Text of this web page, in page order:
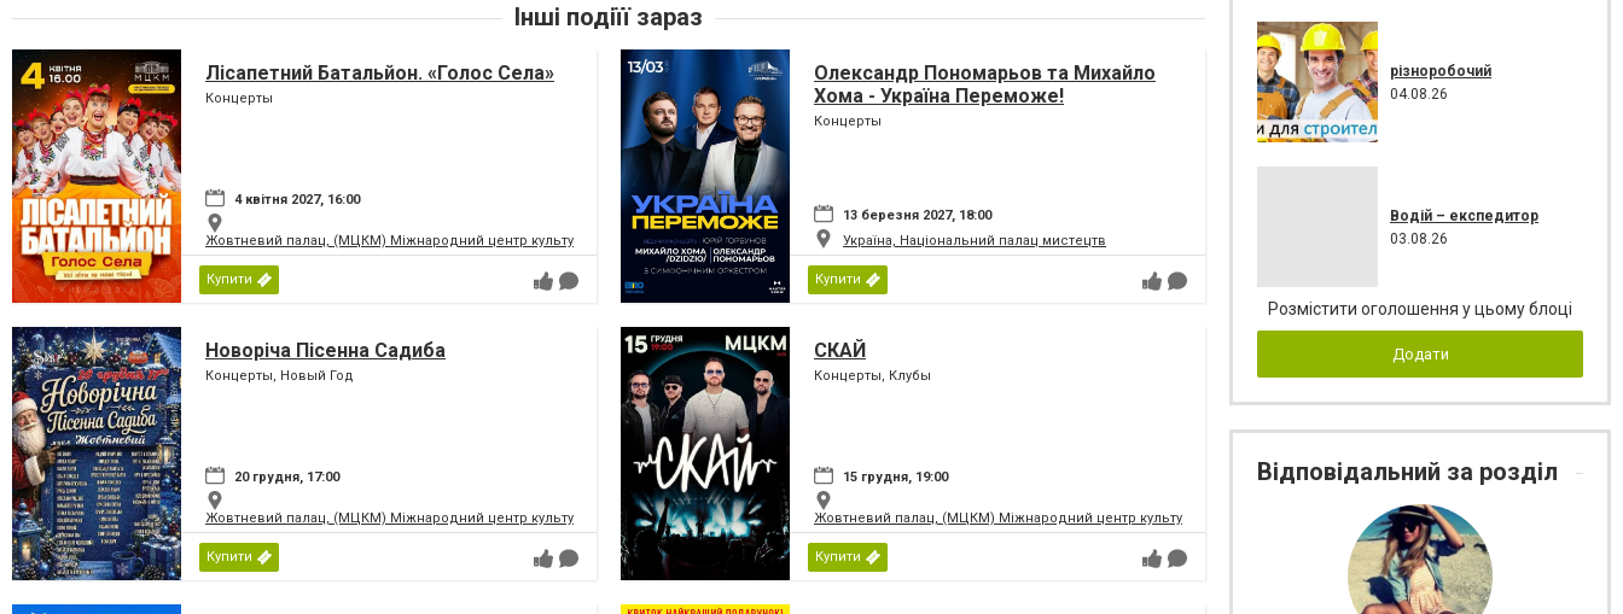
Інші подіїї зараз
Лісапетний Батальйон. «Голос Села»
Концерты
4 квітня 2027, 16:00
Жовтневий палац, (МЦКМ) Міжнародний центр культури і мистецтв Федерації профспілок України
Купити
Олександр Пономарьов та Михайло
Хома - Україна Переможе!
Концерты
13 березня 2027, 18:00
Україна, Національний палац мистецтв
Купити
Новоріча Пісенна Садиба
Концерты, Новый Год
20 грудня, 17:00
Жовтневий палац, (МЦКМ) Міжнародний центр культури і мистецтв Федерації профспілок України
Купити
СКАЙ
Концерты, Клубы
15 грудня, 19:00
Жовтневий палац, (МЦКМ) Міжнародний центр культури і мистецтв Федерації профспілок України
Купити
різноробочий
04.08.26
Водій – експедитор
03.08.26
Розмістити оголошення у цьому блоці
Додати
Відповідальний за розділ